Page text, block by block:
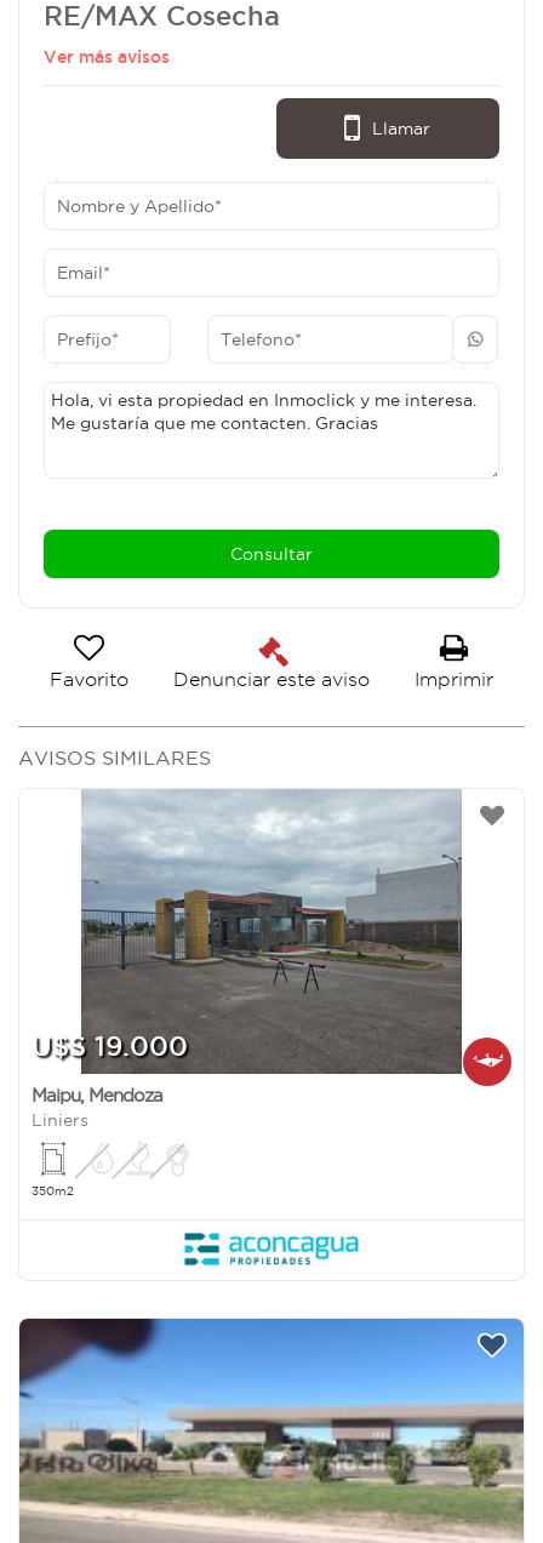
RE/MAX Cosecha
Ver más avisos
Llamar
Favorito Denunciar este aviso Imprimir
AVISOS SIMILARES
U$S 19.000
Maipu, Mendoza
Liniers
350m2